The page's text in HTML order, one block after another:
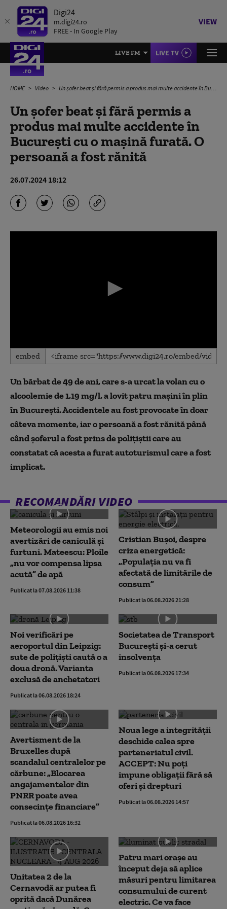
Digi24
m.digi24.ro
FREE - In Google Play
VIEW
LIVE FM LIVE TV
HOME Video Un șofer beat și fără permis a produs mai multe accidente în București cu o mașină furată. O persoană a fost rănită
Un șofer beat și fără permis a
produs mai multe accidente în
București cu o mașină furată. O
persoană a fost rănită
26.07.2024 18:12
0
seconds
seconds
embed
Un bărbat de 49 de ani, care s-a urcat la volan cu o
alcoolemie de 1,19 mg/l, a lovit patru mașini în plin
în București. Accidentele au fost provocate în doar
câteva momente, iar o persoană a fost rănită până
când șoferul a fost prins de polițiștii care au
constatat că acesta a furat autoturismul care a fost
implicat.
RECOMANDĂRI VIDEO
Meteorologii au emis noi
avertizări de caniculă și
furtuni. Mateescu: Ploile
„nu vor compensa lipsa
acută” de apă
Publicat la 07.08.2026 11:38
Cristian Bușoi, despre
criza energetică:
„Populația nu va fi
afectată de limitările de
consum”
Publicat la 06.08.2026 21:28
Noi verificări pe
aeroportul din Leipzig:
sute de polițiști caută o a
doua dronă. Varianta
exclusă de anchetatori
Publicat la 06.08.2026 18:24
Societatea de Transport
București și-a cerut
insolvența
Publicat la 06.08.2026 17:34
Avertisment de la
Bruxelles după
scandalul centralelor pe
cărbune: „Blocarea
angajamentelor din
PNRR poate avea
consecințe financiare”
Publicat la 06.08.2026 16:32
Noua lege a integrității
deschide calea spre
parteneriatul civil.
ACCEPT: Nu poți
impune obligații fără să
oferi și drepturi
Publicat la 06.08.2026 14:57
Unitatea 2 de la
Cernavodă ar putea fi
oprită dacă Dunărea
Patru mari orașe au
început deja să aplice
măsuri pentru limitarea
consumului de curent
electric. Ce va face